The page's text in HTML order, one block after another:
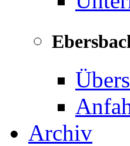
Archiv